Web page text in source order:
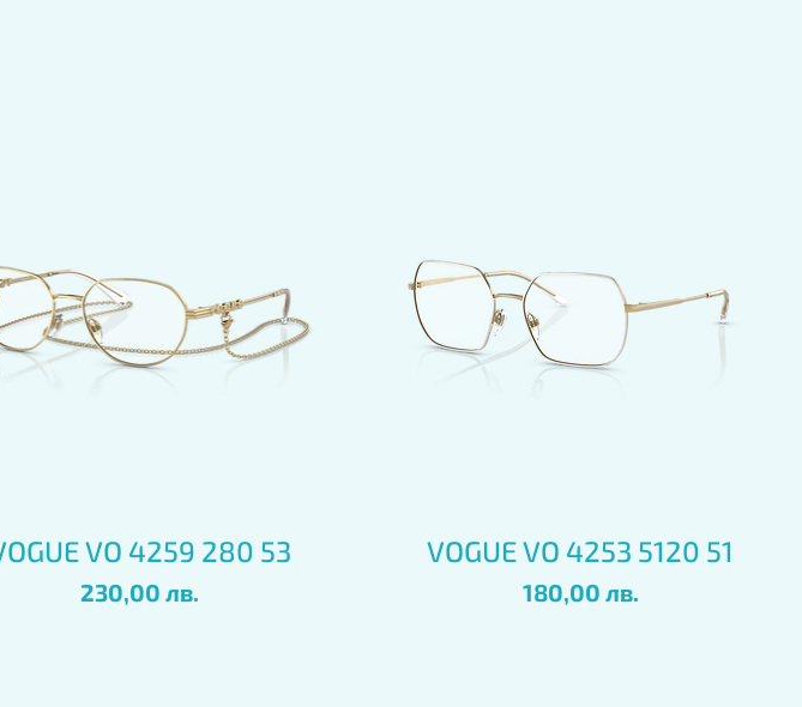
Бърз преглед
VO 4259 280 53
Цена
230,00 лв.
Бърз преглед
VOGUE VO 4253 5120 51
Цена
180,00 лв.